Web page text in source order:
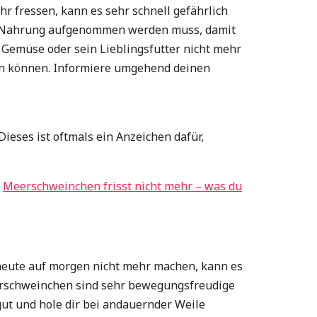
fressen, kann es sehr schnell gefährlich
aufgenommen werden muss, damit
oder sein Lieblingsfutter nicht mehr
können. Informiere umgehend deinen
ist oftmals ein Anzeichen dafür,
Meerschweinchen frisst nicht mehr – was du
auf morgen nicht mehr machen, kann es
sind sehr bewegungsfreudige
und hole dir bei andauernder Weile